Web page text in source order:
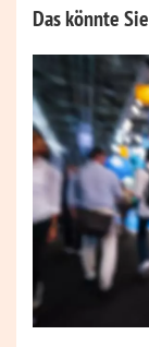
Das könnte